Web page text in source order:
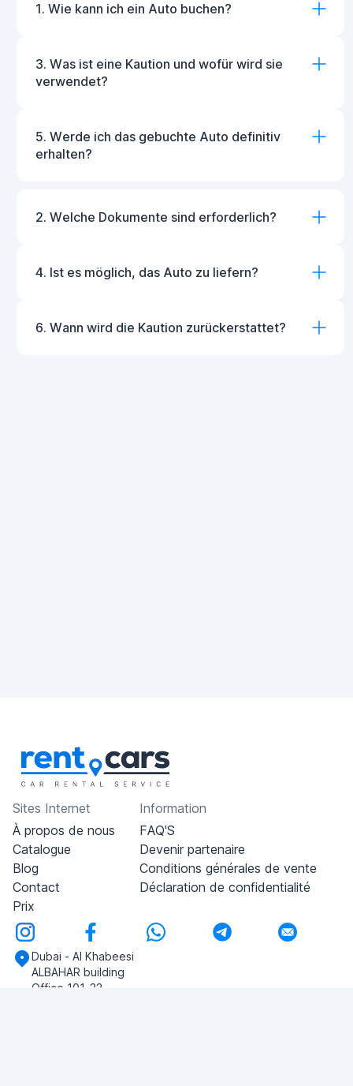
1. Wie kann ich ein Auto buchen?
3. Was ist eine Kaution und wofür wird sie
verwendet?
5. Werde ich das gebuchte Auto definitiv
erhalten?
2. Welche Dokumente sind erforderlich?
4. Ist es möglich, das Auto zu liefern?
6. Wann wird die Kaution zurückerstattet?
Sites Internet
À propos de nous
Catalogue
Blog
Contact
Prix
Information
FAQ'S
Devenir partenaire
Conditions générales de vente
Déclaration de confidentialité
Dubai - Al Khabeesi
ALBAHAR building
Office 101-33